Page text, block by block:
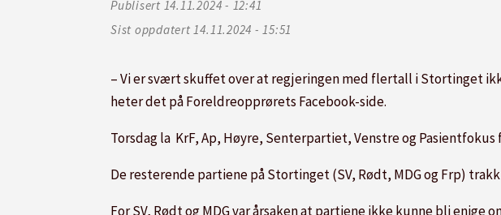
Publisert
14.11.2024 - 12:41
Sist oppdatert
14.11.2024 - 15:51
– Vi er svært skuffet over at regjeringen med flertall i Stortinget
heter det på Foreldreopprørets Facebook-side.
Torsdag la KrF, Ap, Høyre, Senterpartiet, Venstre og Pasientfokus
De resterende partiene på Stortinget (SV, Rødt, MDG og Frp)
For SV, Rødt og MDG var årsaken at partiene ikke kunne bli